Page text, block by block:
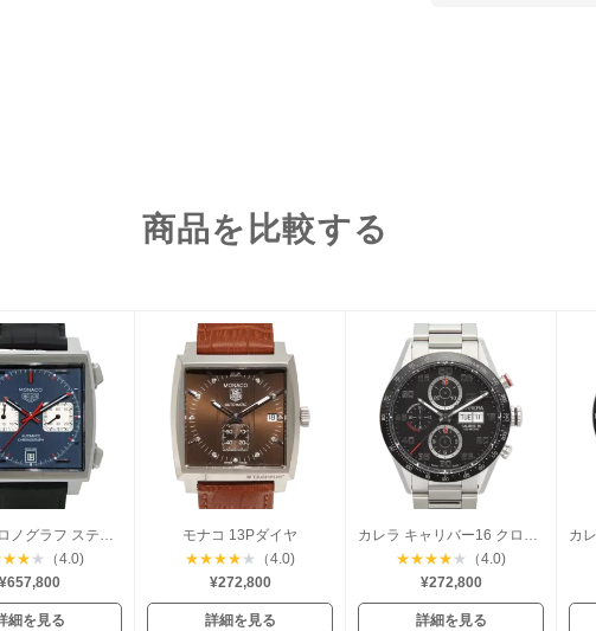
商品を比較する
モナコ クロノグラフ スティーブマックイーン
★★ ★
（4.0)
細を見る
モナコ 13Pダイヤ
★★★★ ★
（4.0)
¥272,800
詳細を見る
カレラ キャリバー16 クロノグラフ デイデイト
★★★★ ★
（4.0)
¥272,800
詳細を見る